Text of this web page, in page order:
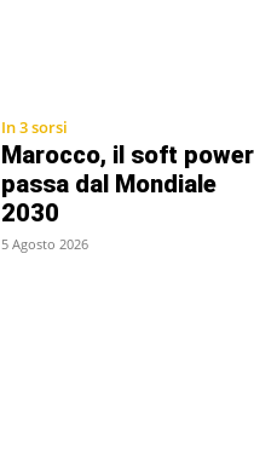
In 3 sorsi
Marocco, il soft power
passa dal Mondiale
2030
5 Agosto 2026